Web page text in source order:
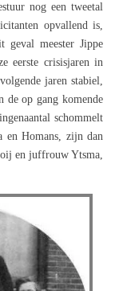
nog een tweetal
opvallend is,
meester Jippe
eerste crisisjaren in
jaren stabiel,
de op gang komende
schommelt
en Homans, zijn dan
en juffrouw Ytsma,